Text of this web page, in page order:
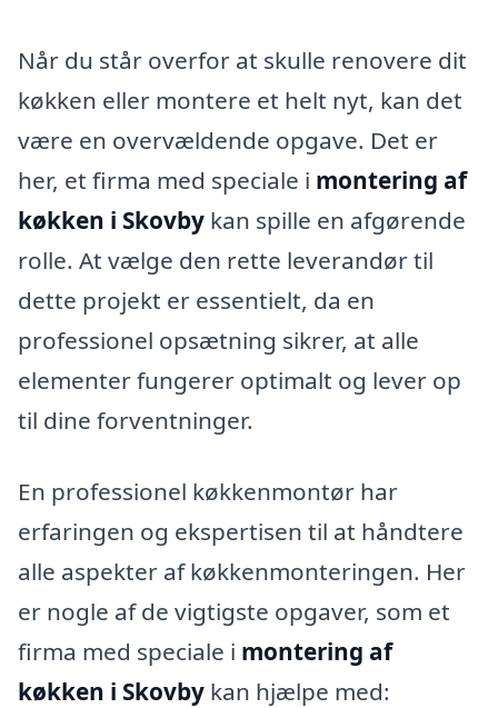
Når du står overfor at skulle renovere dit
køkken eller montere et helt nyt, kan det
være en overvældende opgave. Det er
her, et firma med speciale i montering af
køkken i Skovby kan spille en afgørende
rolle. At vælge den rette leverandør til
dette projekt er essentielt, da en
professionel opsætning sikrer, at alle
elementer fungerer optimalt og lever op
til dine forventninger.
En professionel køkkenmontør har
erfaringen og ekspertisen til at håndtere
alle aspekter af køkkenmonteringen. Her
er nogle af de vigtigste opgaver, som et
firma med speciale i montering af
køkken i Skovby kan hjælpe med: